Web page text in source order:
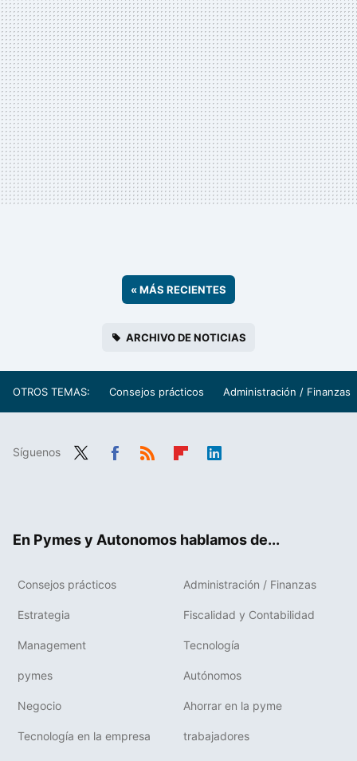
«MÁS RECIENTES
ARCHIVO DE NOTICIAS
OTROS TEMAS: Consejos prácticos Administración / Finanzas
Síguenos
En Pymes y Autonomos hablamos de...
Consejos prácticos Administración / Finanzas
Estrategia Fiscalidad y Contabilidad
Management Tecnología
pymes Autónomos
Negocio Ahorrar en la pyme
Tecnología en la empresa trabajadores